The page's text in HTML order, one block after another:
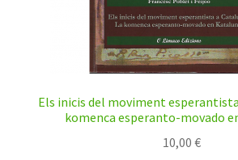
Els inicis del moviment
komenca esperanto-movado
10,00 €